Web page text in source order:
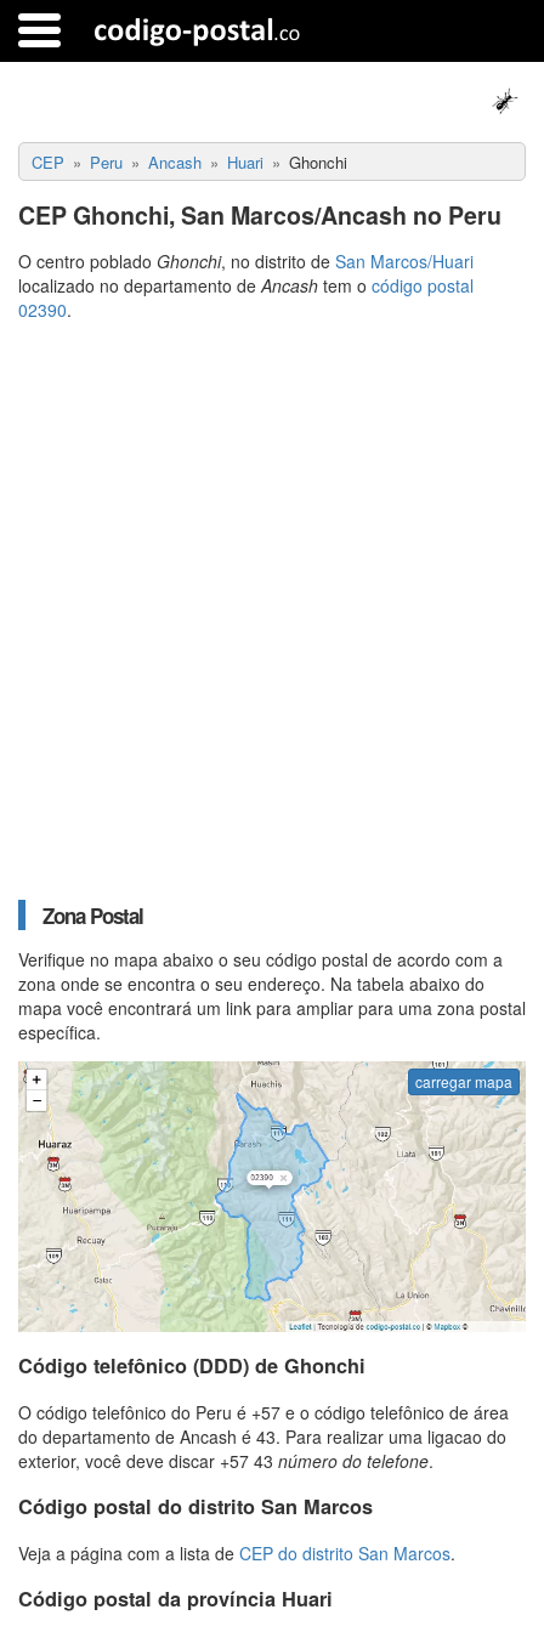
CEP Peru Ancash Huari Ghonchi
CEP Ghonchi, San Marcos/Ancash no Peru
O centro poblado Ghonchi, no distrito de San Marcos/Huari
localizado no departamento de Ancash tem o código postal
02390.
Zona Postal
Verifique no mapa abaixo o seu código postal de acordo com a
zona onde se encontra o seu endereço. Na tabela abaixo do
mapa você encontrará um link para ampliar para uma zona postal
específica.
carregar mapa
Código telefônico (DDD) de Ghonchi
O código telefônico do Peru é +57 e o código telefônico de área
do departamento de Ancash é 43. Para realizar uma ligacao do
exterior, você deve discar +57 43 número do telefone.
Código postal do distrito San Marcos
Veja a página com a lista de CEP do distrito San Marcos.
Código postal da província Huari